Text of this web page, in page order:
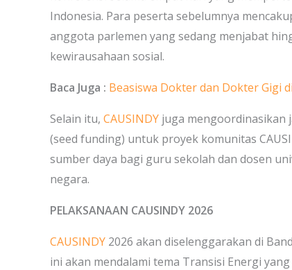
Indonesia. Para peserta sebelumnya
anggota parlemen yang sedang menjabat
kewirausahaan sosial.
Baca Juga : Beasiswa Dokter dan Dokter Gigi
Selain itu, CAUSINDY juga mengoordinasikan
(seed funding) untuk proyek komunitas
sumber daya bagi guru sekolah dan dosen
negara.
PELAKSANAAN CAUSINDY 2026
CAUSINDY 2026 akan diselenggarakan di
ini akan mendalami tema Transisi Energi